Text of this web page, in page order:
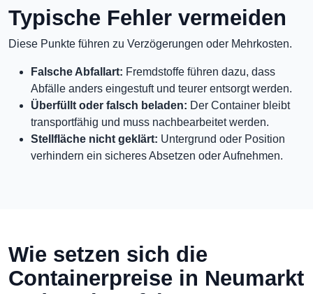
Typische Fehler vermeiden
Diese Punkte führen zu Verzögerungen oder Mehrkosten.
Falsche Abfallart: Fremdstoffe führen dazu, dass
Abfälle anders eingestuft und teurer entsorgt werden.
Überfüllt oder falsch beladen: Der Container bleibt
transportfähig und muss nachbearbeitet werden.
Stellfläche nicht geklärt: Untergrund oder Position
verhindern ein sicheres Absetzen oder Aufnehmen.
Wie setzen sich die
Containerpreise in Neumarkt